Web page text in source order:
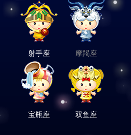
射手座 摩羯座
宝瓶座 双鱼座